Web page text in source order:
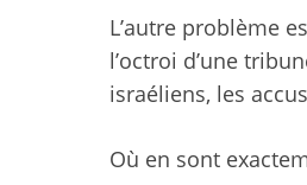
L’autre problème
l’octroi d’une
israéliens, les
Où en sont